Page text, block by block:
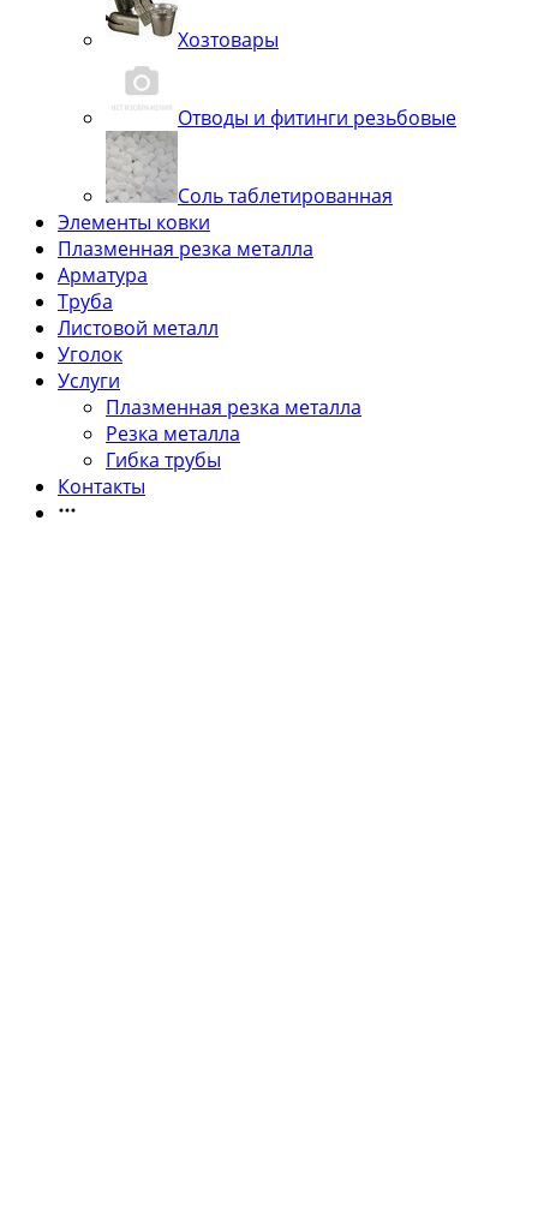
Хозтовары
Отводы и фитинги резьбовые
Соль таблетированная
Элементы ковки
Плазменная резка металла
Арматура
Труба
Листовой металл
Уголок
Услуги
Плазменная резка металла
Резка металла
Гибка трубы
Контакты